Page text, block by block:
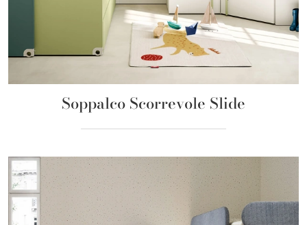
Soppalco Scorrevole Slide